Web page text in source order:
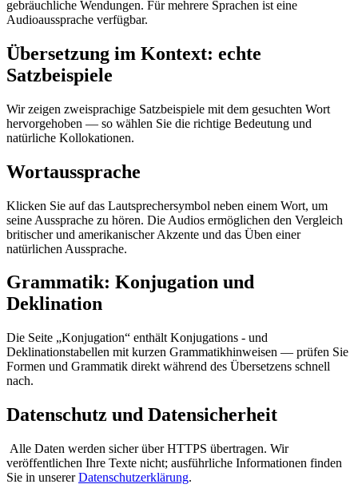
gebräuchliche Wendungen. Für mehrere Sprachen ist eine
Audioaussprache verfügbar.
Übersetzung im Kontext: echte
Satzbeispiele
Wir zeigen zweisprachige Satzbeispiele mit dem gesuchten Wort
hervorgehoben — so wählen Sie die richtige Bedeutung und
natürliche Kollokationen.
Wortaussprache
Klicken Sie auf das Lautsprechersymbol neben einem Wort, um
seine Aussprache zu hören. Die Audios ermöglichen den Vergleich
britischer und amerikanischer Akzente und das Üben einer
natürlichen Aussprache.
Grammatik: Konjugation und
Deklination
Die Seite „Konjugation“ enthält Konjugations - und
Deklinationstabellen mit kurzen Grammatikhinweisen — prüfen Sie
Formen und Grammatik direkt während des Übersetzens schnell
nach.
Datenschutz und Datensicherheit
Alle Daten werden sicher über HTTPS übertragen. Wir
veröffentlichen Ihre Texte nicht; ausführliche Informationen finden
Sie in unsererDatenschutzerklärung.